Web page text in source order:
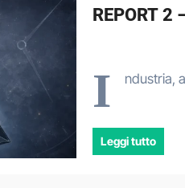
REPORT 2
I
ndustria,
Leggi tutto